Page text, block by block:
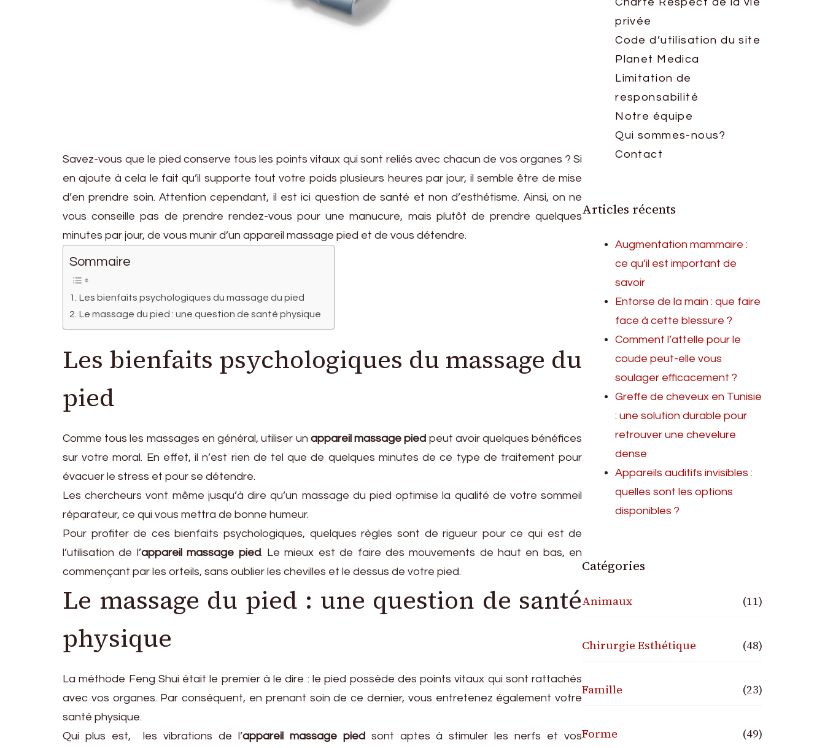
Savez-vous que le pied conserve tous les points vitaux qui sont reliés avec chacun de vos organes ? Si
en ajoute à cela le fait qu’il supporte tout votre poids plusieurs heures par jour, il semble être de mise
d’en prendre soin. Attention cependant, il est ici question de santé et non d’esthétisme. Ainsi, on ne
vous conseille pas de prendre rendez-vous pour une manucure, mais plutôt de prendre quelques
minutes par jour, de vous munir d’un appareil massage pied et de vous détendre.
Sommaire
Les bienfaits psychologiques du massage du pied
Le massage du pied : une question de santé physique
Les bienfaits psychologiques du massage du
pied
Comme tous les massages en général, utiliser un appareil massage pied peut avoir quelques bénéfices
sur votre moral. En effet, il n’est rien de tel que de quelques minutes de ce type de traitement pour
évacuer le stress et pour se détendre.
Les chercheurs vont même jusqu’à dire qu’un massage du pied optimise la qualité de votre sommeil
réparateur, ce qui vous mettra de bonne humeur.
Pour profiter de ces bienfaits psychologiques, quelques règles sont de rigueur pour ce qui est de
l’utilisation de l’appareil massage pied. Le mieux est de faire des mouvements de haut en bas, en
commençant par les orteils, sans oublier les chevilles et le dessus de votre pied.
Le massage du pied : une question de santé
physique
La méthode Feng Shui était le premier à le dire : le pied possède des points vitaux qui sont rattachés
avec vos organes. Par conséquent, en prenant soin de ce dernier, vous entretenez également votre
santé physique.
Qui plus est, les vibrations de l’appareil massage pied sont aptes à stimuler les nerfs et vos
privée
Code d’utilisation du site
Planet Medica
Limitation de
responsabilité
Notre équipe
Qui sommes-nous?
Contact
Articles récents
Augmentation mammaire :
ce qu’il est important de
savoir
Entorse de la main : que faire
face à cette blessure ?
Comment l’attelle pour le
coude peut-elle vous
soulager efficacement ?
Greffe de cheveux en Tunisie
: une solution durable pour
retrouver une chevelure
dense
Appareils auditifs invisibles :
quelles sont les options
disponibles ?
Catégories
Animaux (11)
Chirurgie Esthétique (48)
Famille (23)
Forme (49)